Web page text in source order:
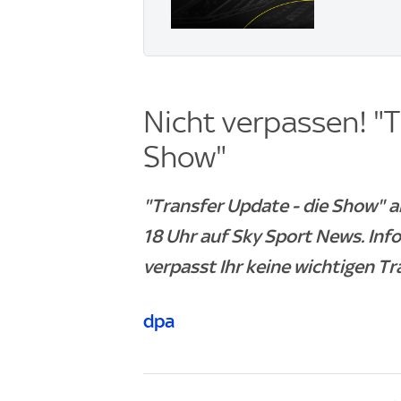
Nicht verpassen!
Show"
"Transfer Update - die Show"
18 Uhr auf Sky Sport News.
verpasst Ihr keine wichtigen
dpa